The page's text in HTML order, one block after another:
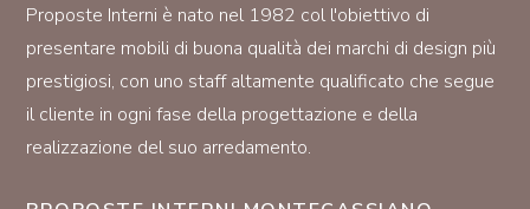
Proposte Interni è nato nel 1982 col l'obiettivo di
presentare mobili di buona qualità dei marchi di design più
prestigiosi, con uno staff altamente qualificato che segue
il cliente in ogni fase della progettazione e della
realizzazione del suo arredamento.